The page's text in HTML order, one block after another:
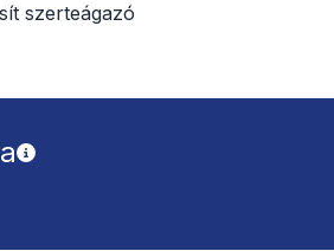
szerteágazó